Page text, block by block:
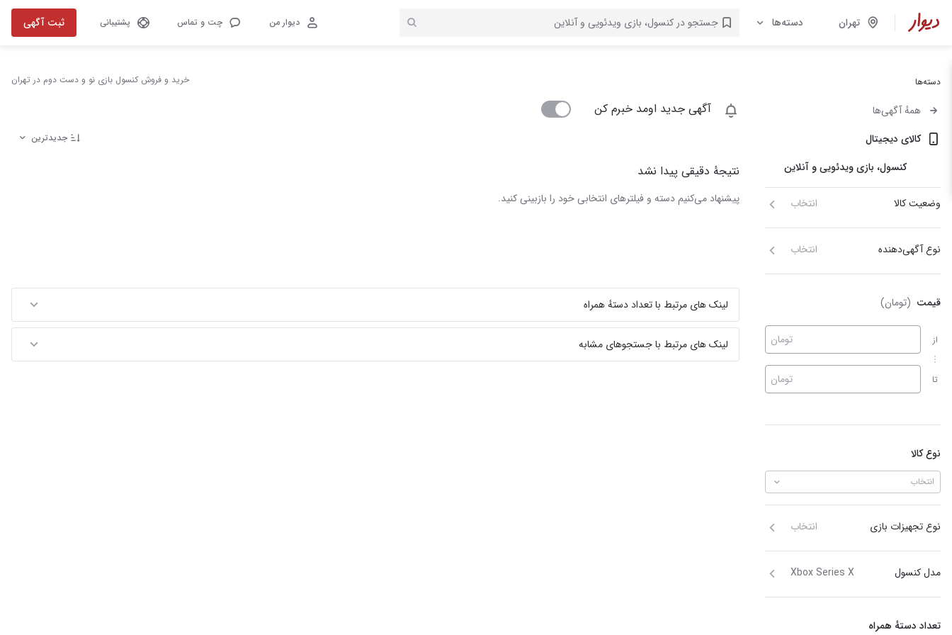
تهران دسته‌ها دیوار من چت و تماس پشتیبانی ثبت آگهی
دسته‌ها
همهٔ آگهی‌ها
کالای دیجیتال
کنسول، بازی‌ ویدئویی و آنلاین
وضعیت کالا انتخاب
نوع آگهی‌دهنده انتخاب
قیمت (تومان)
از
تا
تومان
تومان
نوع کالا
انتخاب
نوع تجهیزات بازی انتخاب
مدل کنسول Xbox Series X
تعداد دستهٔ همراه
خرید و فروش کنسول بازی نو و دست دوم در تهران
آگهی جدید اومد خبرم کن
جدیدترین
نتیجهٔ دقیقی پیدا نشد
پیشنهاد می‌کنیم دسته و فیلترهای انتخابی خود را بازبینی کنید.
لینک های مرتبط با تعداد دستهٔ همراه
لینک های مرتبط با جستجوهای مشابه